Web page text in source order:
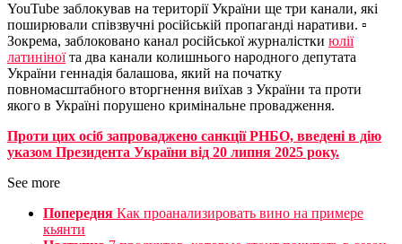
YouTube заблокував на території України ще три канали, які
поширювали співзвучні російській пропаганді наративи. ▫️
Зокрема, заблоковано канал російської журналістки юлії
латиніноїта два канали колишнього народного депутата
України геннадія балашова, який на початку
повномасштабного вторгнення виїхав з України та проти
якого в Україні порушено кримінальне провадження.
Проти цих осіб запроваджено санкції РНБО, введені в дію
указом Президента України від 20 липня 2025 року.
See more
Попередня Как проанализировать вино на примере
кьянти